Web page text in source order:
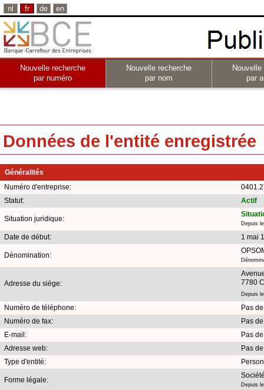
nl fr de en
Nouvelle recherche
par numéro
Nouvelle recherche
par nom
par
Données de l'entité enregistrée
Généralités
Numéro d'entreprise:
Statut:
Actif
Situation juridique:
Depuis
Date de début: 1 mai
Dénomination:
Adresse du siège:
7780
Depuis
Numéro de téléphone:
Pas
Numéro de fax:
Pas
E-mail:
Pas
Adresse web:
Pas
Type d'entité:
Forme légale:
Depuis